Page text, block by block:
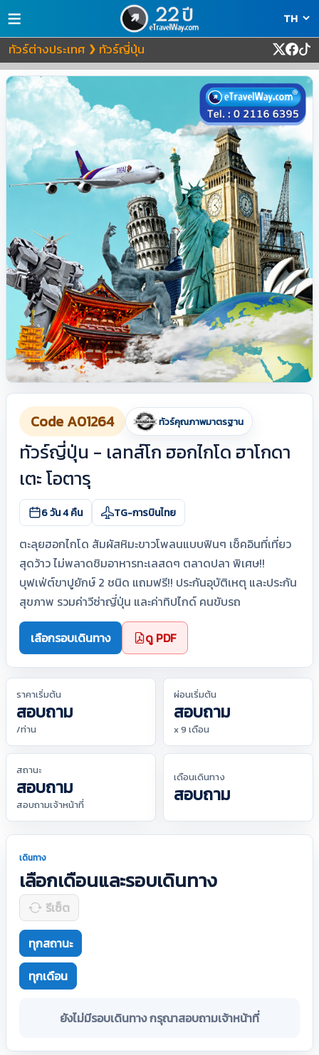
≡
ทัวร์ต่างประเทศ ❯ ทัวร์ญี่ปุ่น
Code A01264 ทัวร์คุณภาพมาตรฐาน
ทัวร์ญี่ปุ่น - เลทส์โก ฮอกไกโด ฮาโกดา
เตะ โอตารุ
6 วัน 4 คืน TG-การบินไทย
ตะลุยฮอกไกโด สัมผัสหิมะขาวโพลนแบบฟินๆ เช็คอินที่เที่ยว
สุดว้าว ไม่พลาดชิมอาหารทะเลสดๆ ตลาดปลา พิเศษ!!
บุฟเฟ่ต์ขาปูยักษ์ 2 ชนิด แถมฟรี!! ประกันอุบัติเหตุ และประกัน
สุขภาพ รวมค่าวีซ่าญี่ปุ่น และค่าทิปไกด์ คนขับรถ
เลือกรอบเดินทาง ดู PDF
ราคาเริ่มต้น
สอบถาม
/ท่าน
ผ่อนเริ่มต้น
สอบถาม
x 9 เดือน
สถานะ
สอบถาม
สอบถามเจ้าหน้าที่
เดือนเดินทาง
สอบถาม
เดินทาง
เลือกเดือนและรอบเดินทาง
รีเซ็ต
ทุกสถานะ
ทุกเดือน
ยังไม่มีรอบเดินทาง กรุณาสอบถามเจ้าหน้าที่